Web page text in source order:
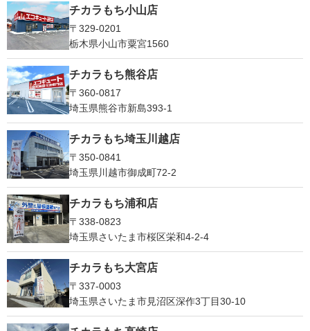
チカラもち小山店
〒329-0201
栃木県小山市粟宮1560
チカラもち熊谷店
〒360-0817
埼玉県熊谷市新島393-1
チカラもち埼玉川越店
〒350-0841
埼玉県川越市御成町72-2
チカラもち浦和店
〒338-0823
埼玉県さいたま市桜区栄和4-2-4
チカラもち大宮店
〒337-0003
埼玉県さいたま市見沼区深作3丁目30-10